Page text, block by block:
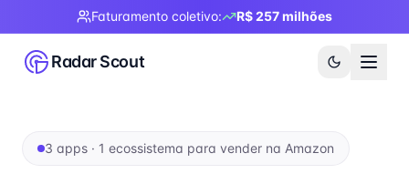
Faturamento coletivo: R$ 257 milhões
Radar Scout
3 apps · 1 ecossistema para vender na Amazon